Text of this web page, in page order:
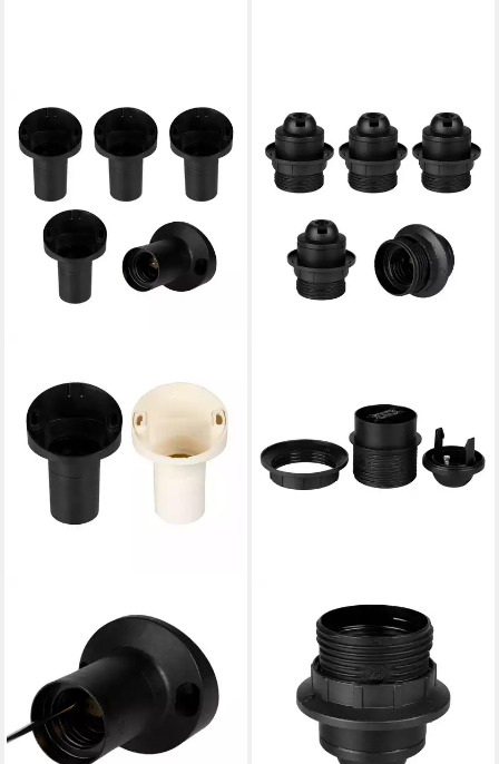
Lampenfassung Mantel glatt
zu Wandmontage (schräg),
(Set, 5-St)
ab 9,75 €
lieferbar - in 2-3 Werktagen bei dir
Lampenfassung E27
Lampenfassung (PBT),
Gewindefassung mit
Einbauring, (Set, 5-St)
ab 13,08 €
lieferbar - in 2-3 Werktagen bei dir